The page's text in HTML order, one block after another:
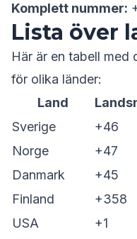
Komplett nummer:
Lista över
Här är en tabell med
för olika länder:
Land
Sverige
+46
Norge
+47
Danmark
+45
Finland
+358
USA
+1